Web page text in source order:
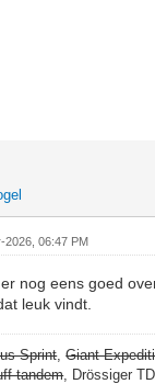
2026, 06:47 PM
nog eens goed
leuk vindt.
Sprint,Giant
tandem, Drössiger